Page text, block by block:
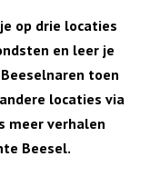
op drie locaties
en leer je
toen
locaties via
meer verhalen
Beesel.